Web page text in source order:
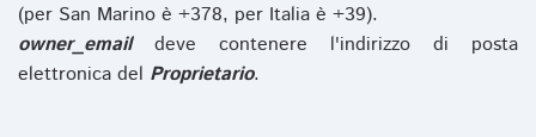
(per San Marino è +378, per Italia è +39).
owner_emaildeve contenere l'indirizzo di posta
elettronica del Proprietario.